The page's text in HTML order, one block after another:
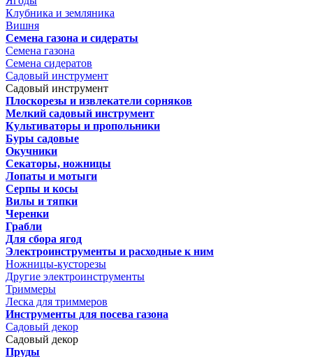
Клубника и земляника
Вишня
Семена газона и сидераты
Семена газона
Семена сидератов
Садовый инструмент
Садовый инструмент
Плоскорезы и извлекатели сорняков
Мелкий садовый инструмент
Культиваторы и пропольники
Буры садовые
Окучники
Секаторы, ножницы
Лопаты и мотыги
Серпы и косы
Вилы и тяпки
Черенки
Грабли
Для сбора ягод
Электроинструменты и расходные к ним
Ножницы-кусторезы
Другие электроинструменты
Триммеры
Леска для триммеров
Инструменты для посева газона
Садовый декор
Садовый декор
Пруды